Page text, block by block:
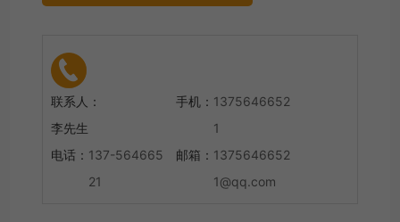
联系人：
李先生
手机： 1375646652
1
电话： 137-564665
21
邮箱： 1375646652
1@qq.com